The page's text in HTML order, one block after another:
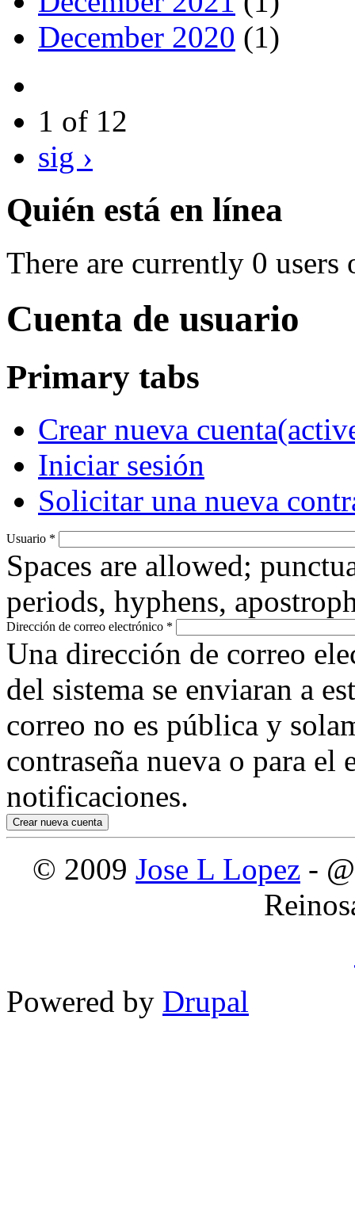
December 2020 (1)
1 of 12
sig ›
Quién está en línea
There are currently 0 users
Cuenta de usuario
Primary tabs
Crear nueva cuenta
Iniciar sesión
Solicitar una nueva
Usuario *
Spaces are allowed;
periods, hyphens,
Dirección de correo electrónico *
Una dirección de correo
del sistema se enviaran a
correo no es pública y
contraseña nueva o para
notificaciones.
© 2009 Jose L Lopez -
Powered by Drupal